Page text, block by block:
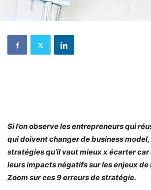
Si l’on observe les entrepreneurs qui
qui doivent changer de business model,
stratégies qu’il vaut mieux x écarter
leurs impacts négatifs sur les enjeux de
Zoom sur ces 9 erreurs de stratégie.